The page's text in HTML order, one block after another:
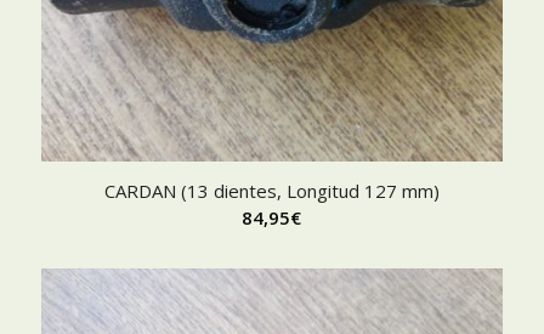
CARDAN (13 dientes, Longitud 127 mm)
84,95€